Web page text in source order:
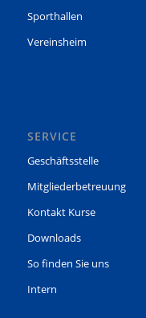
Sporthallen
Vereinsheim
SERVICE
Geschäftsstelle
Mitgliederbetreuung
Kontakt Kurse
Downloads
So finden Sie uns
Intern